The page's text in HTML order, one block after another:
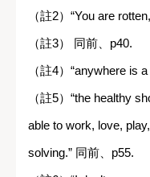
（註2）“You are
（註3） 同前、p40.
（註4）“anywhere is
（註5）“the healthy
able to work, love,
solving.” 同前、p55.